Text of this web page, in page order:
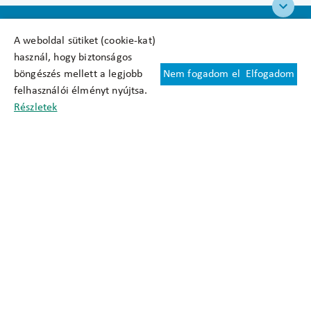
A weboldal sütiket (cookie-kat)
használ, hogy biztonságos
böngészés mellett a legjobb
felhasználói élményt nyújtsa.
Részletek
Nem fogadom el Elfogadom
Felhasználási feltételek